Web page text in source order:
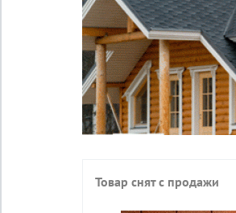
Товар снят с продажи